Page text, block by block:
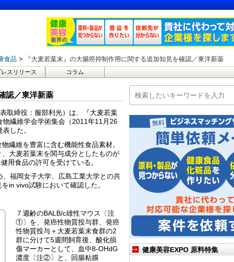
食品 『大麦若葉末』の大腸癌抑制作用に関する追加知見を確認／東洋新薬
レスリリース コラム
認／東洋新薬
取締役：服部利光）は、『大麦若葉
繊維学会学術集会（2011年11月26
した。
繊維を豊富に含む機能性食品素材。
大麦若葉末を関与成分としたものが
用食品の許可を受けている。
福岡女子大学、広島工業大学との共
in vivo試験において確認した。
７週齢のBALB/c雄性マウス〔注
①〕を、発癌性物質投与群、発癌
性物質投与＋大麦若葉末食群の2
群に分けて5週間飼育後、酸化損
傷マーカーとして、血中8-OHdG
濃度〔注②〕と、回腸粘膜
健康美容EXPO 原料特集